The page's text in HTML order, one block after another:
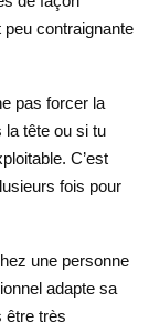
peu contraignante
pas forcer la
la tête ou si tu
C’est
fois pour
une personne
adapte sa
être très